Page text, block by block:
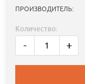
ПРОИЗВОДИТЕЛЬ:
Количество:
- +